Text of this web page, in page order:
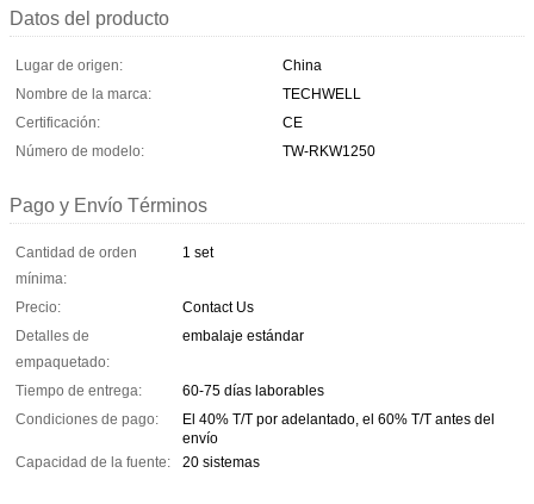
Datos del producto
Lugar de origen:
China
Nombre de la marca:
TECHWELL
Certificación:
CE
Número de modelo:
TW-RKW1250
Pago y Envío Términos
Cantidad de orden
mínima:
1 set
Precio:
Contact Us
Detalles de
empaquetado:
embalaje estándar
Tiempo de entrega:
60-75 días laborables
Condiciones de pago:
El 40% T/T por adelantado, el 60% T/T antes del
envío
Capacidad de la fuente:
20 sistemas